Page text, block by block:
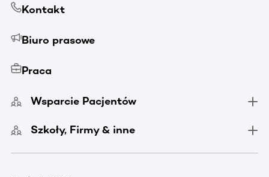
Kontakt
Biuro prasowe
Praca
Wsparcie Pacjentów
Szkoły, Firmy & inne